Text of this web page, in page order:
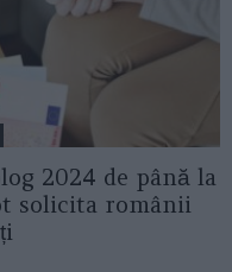
2024 de până la
solicita românii